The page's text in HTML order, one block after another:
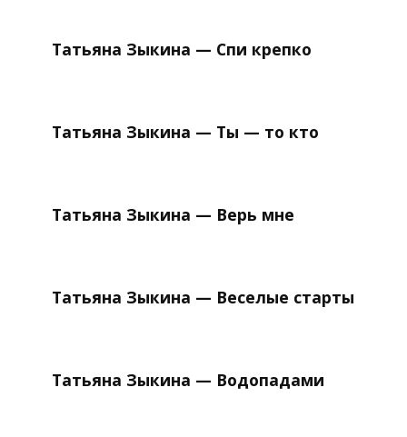
Татьяна Зыкина — Спи крепко
Татьяна Зыкина — Ты — то кто
Татьяна Зыкина — Верь мне
Татьяна Зыкина — Веселые старты
Татьяна Зыкина — Водопадами